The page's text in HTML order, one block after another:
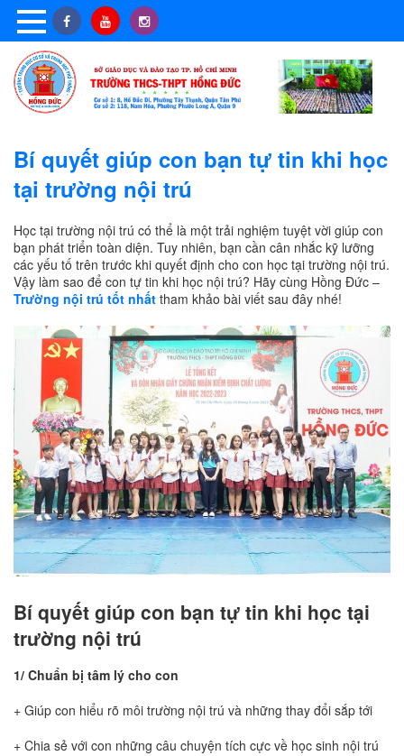
Bí quyết giúp con bạn tự tin khi học
tại trường nội trú
Học tại trường nội trú có thể là một trải nghiệm tuyệt vời giúp con
bạn phát triển toàn diện. Tuy nhiên, bạn cần cân nhắc kỹ lưỡng
các yếu tố trên trước khi quyết định cho con học tại trường nội trú.
Vậy làm sao để con tự tin khi học nội trú? Hãy cùng Hồng Đức –
Trường nội trú tốt nhất tham khảo bài viết sau đây nhé!
Bí quyết giúp con bạn tự tin khi học tại
trường nội trú
1/ Chuẩn bị tâm lý cho con
+ Giúp con hiểu rõ môi trường nội trú và những thay đổi sắp tới
+ Chia sẻ với con những câu chuyện tích cực về học sinh nội trú